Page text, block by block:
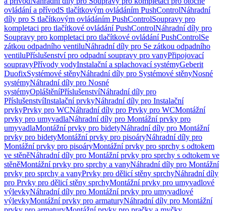
ovládání a přívodS tlačítkovým ovládáním PushControlNáhradní
díly pro S tlačítkovým ovládáním PushControlSoupravy pro
kompletaci pro tlačítkové ovládání PushControlNáhradní díly pro
Soupravy pro kompletaci pro tlačítkové ovládání PushControlSe
zátkou odpadního ventiluNáhradní díly pro Se zátkou odpadního
ventiluPříslušenství pro odpadní soupravy pro vanyPřipojovací
soupravyPřívody vodyInstalační a splachovací systémyGeberit
DuofixSystémové stěnyNáhradní díly pro Systémové stěnyNosné
systémyNáhradní díly pro Nosné
systémyOpláštěníPříslušenstvíNáhradní díly pro
PříslušenstvíInstalační prvkyNáhradní díly pro Instalační
prvkyPrvky pro WCNáhradní díly pro Prvky pro WCMontážní
prvky pro umyvadlaNáhradní díly pro Montážní prvky pro
umyvadlaMontážní prvky pro bidetyNáhradní díly pro Montážní
prvky pro bidetyMontážní prvky pro pisoáryNáhradní díly pro
Montážní prvky pro pisoáryMontážní prvky pro sprchy s odtokem
ve stěněNáhradní díly pro Montážní prvky pro sprchy s odtokem ve
stěněMontážní prvky pro sprchy a vanyNáhradní díly pro Montážní
prvky pro sprchy a vanyPrvky pro dělicí stěny sprchyNáhradní díly
pro Prvky pro dělicí stěny sprchyMontážní prvky pro umyvadlové
výlevkyNáhradní díly pro Montážní prvky pro umyvadlové
výlevkyMontážní prvky pro armaturyNáhradní díly pro Montážní